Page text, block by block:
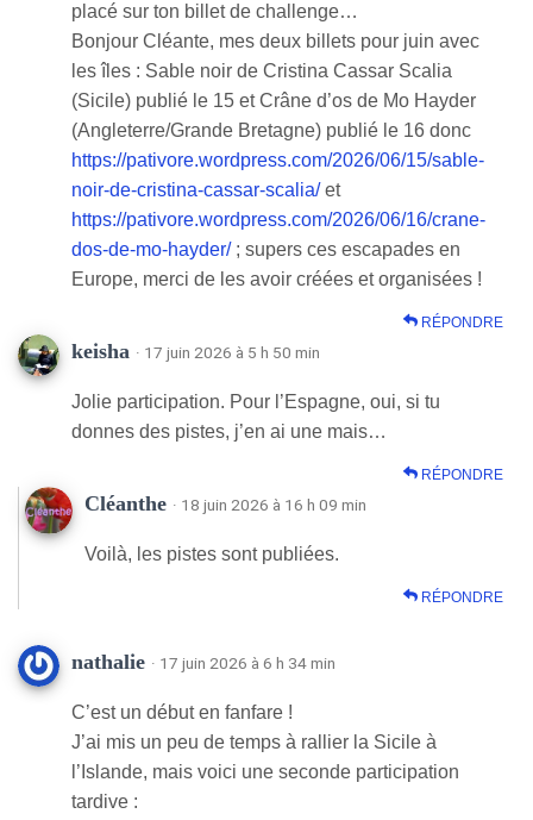
placé sur ton billet de challenge…
Bonjour Cléante, mes deux billets pour juin avec
les îles : Sable noir de Cristina Cassar Scalia
(Sicile) publié le 15 et Crâne d’os de Mo Hayder
(Angleterre/Grande Bretagne) publié le 16 donc
https://pativore.wordpress.com/2026/06/15/sable-
noir-de-cristina-cassar-scalia/et
https://pativore.wordpress.com/2026/06/16/crane-
dos-de-mo-hayder/; supers ces escapades en
Europe, merci de les avoir créées et organisées !
RÉPONDRE
keisha · 17 juin 2026 à 5 h 50 min
Jolie participation. Pour l’Espagne, oui, si tu
donnes des pistes, j’en ai une mais…
RÉPONDRE
Cléanthe · 18 juin 2026 à 16 h 09 min
Voilà, les pistes sont publiées.
RÉPONDRE
nathalie · 17 juin 2026 à 6 h 34 min
C’est un début en fanfare !
J’ai mis un peu de temps à rallier la Sicile à
l’Islande, mais voici une seconde participation
tardive :